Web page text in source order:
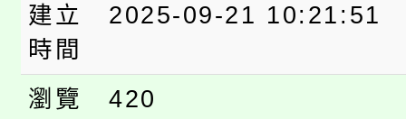
建立
時間
2025-09-21 10:21:51
瀏覽
420